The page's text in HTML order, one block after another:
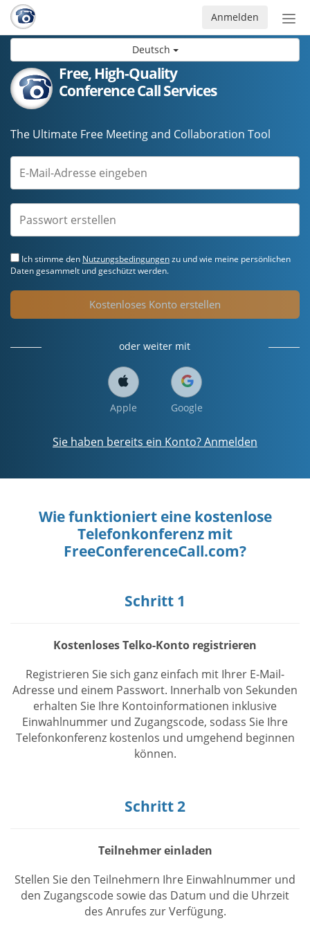
Deutsch
Anmelden
Free, High-Quality
Conference Call Services
The Ultimate Free Meeting and Collaboration Tool
Ich stimme den Nutzungsbedingungenzu und wie meine persönlichen
Daten gesammelt und geschützt werden.
Kostenloses Konto erstellen
oder weiter mit
Apple Google
Sie haben bereits ein Konto? Anmelden
Wie funktioniert eine kostenlose
Telefonkonferenz mit
FreeConferenceCall.com?
Schritt 1
Kostenloses Telko-Konto registrieren
Registrieren Sie sich ganz einfach mit Ihrer E-Mail-
Adresse und einem Passwort. Innerhalb von Sekunden
erhalten Sie Ihre Kontoinformationen inklusive
Einwahlnummer und Zugangscode, sodass Sie Ihre
Telefonkonferenz kostenlos und umgehend beginnen
können.
Schritt 2
Teilnehmer einladen
Stellen Sie den Teilnehmern Ihre Einwahlnummer und
den Zugangscode sowie das Datum und die Uhrzeit
des Anrufes zur Verfügung.